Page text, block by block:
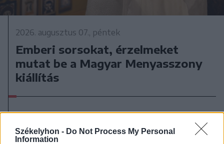
Székelyhon - Do Not Process My Personal
Information
2026. augusztus 07., péntek
Emberi sorsokat, érzelmeket
mutat be a Magyar Menyasszony
kiállítás